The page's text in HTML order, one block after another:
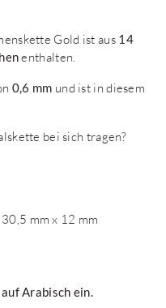
Gold ist aus 14
enthalten.
0,6 mm und ist in diesem
bei sich tragen?
mm x 12 mm
Arabisch ein.